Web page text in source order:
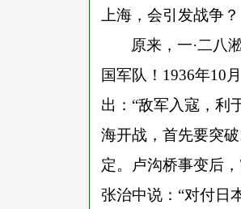
上海，会引发战争？
原来，一·二八
国军队！1936年10
出：“敌军入寇，利
海开战，首先要突
定。卢沟桥事变后
张治中说：“对付日